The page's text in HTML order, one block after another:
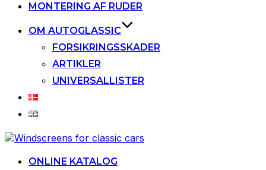
MONTERING AF RUDER
OM AUTOGLASSIC
FORSIKRINGSSKADER
ARTIKLER
UNIVERSALLISTER
Videre
indholdONLINE KATALOG